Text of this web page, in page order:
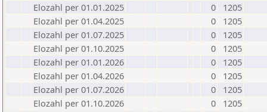
Elozahl per 01.01.2025
0
1205
Elozahl per 01.04.2025
0
1205
Elozahl per 01.07.2025
0
1205
Elozahl per 01.10.2025
0
1205
Elozahl per 01.01.2026
0
1205
Elozahl per 01.04.2026
0
1205
Elozahl per 01.07.2026
0
1205
Elozahl per 01.10.2026
0 1205